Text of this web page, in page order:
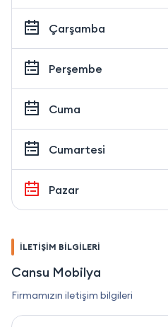
Çarşamba
Perşembe
Cuma
Cumartesi
Pazar
İLETİŞİM BİLGİLERİ
Cansu Mobilya
Firmamızın iletişim bilgileri